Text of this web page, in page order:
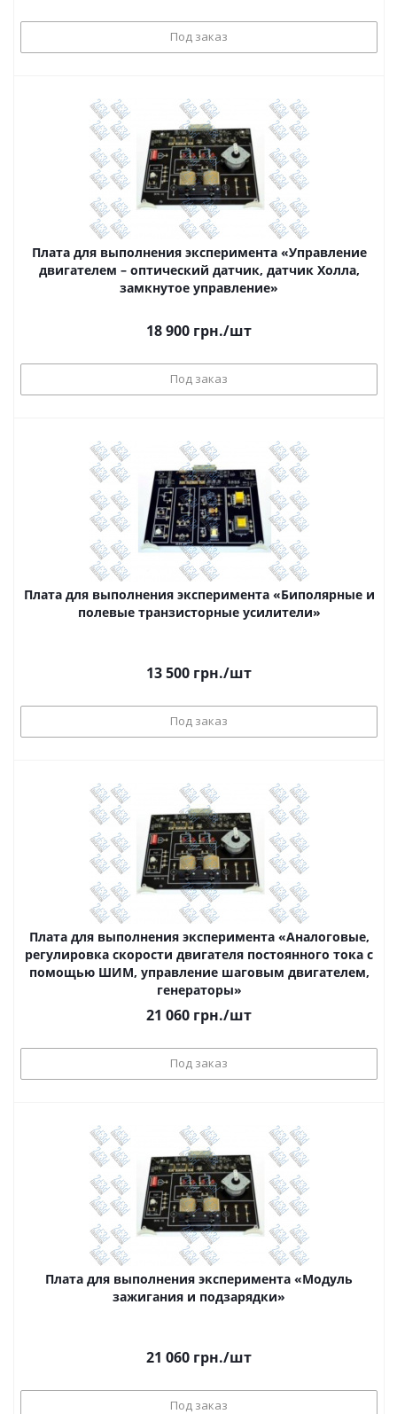
Под заказ
Плата для выполнения эксперимента «Управление
двигателем – оптический датчик, датчик Холла,
замкнутое управление»
18 900 грн./шт
Под заказ
Плата для выполнения эксперимента «Биполярные и
полевые транзисторные усилители»
13 500 грн./шт
Под заказ
Плата для выполнения эксперимента «Аналоговые,
регулировка скорости двигателя постоянного тока с
помощью ШИМ, управление шаговым двигателем,
генераторы»
21 060 грн./шт
Под заказ
Плата для выполнения эксперимента «Модуль
зажигания и подзарядки»
21 060 грн./шт
Под заказ